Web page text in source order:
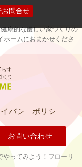
康的な優しい家づくりの
ホームにおまかせくださ
サイホー
バシーポリシー
お問い合わせ
お問合せ
やってみよう！フローリ